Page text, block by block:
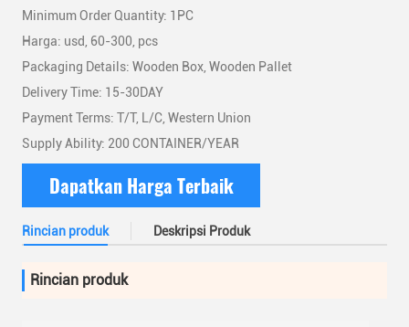
Minimum Order Quantity: 1PC
Harga: usd, 60-300, pcs
Packaging Details: Wooden Box, Wooden Pallet
Delivery Time: 15-30DAY
Payment Terms: T/T, L/C, Western Union
Supply Ability: 200 CONTAINER/YEAR
Dapatkan Harga Terbaik
Rincian produk Deskripsi Produk
Rincian produk